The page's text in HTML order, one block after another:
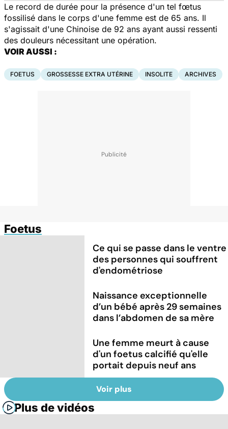
Le record de durée pour la présence d'un tel fœtus
fossilisé dans le corps d'une femme est de 65 ans. Il
s'agissait d'une Chinoise de 92 ans ayant aussi ressenti
des douleurs nécessitant une opération.
VOIR AUSSI :
FOETUS GROSSESSE EXTRA UTÉRINE INSOLITE ARCHIVES
Foetus
Ce qui se passe dans le ventre
des personnes qui souffrent
d'endométriose
Naissance exceptionnelle
d’un bébé après 29 semaines
dans l’abdomen de sa mère
Une femme meurt à cause
d'un foetus calcifié qu'elle
portait depuis neuf ans
Voir plus
Plus de vidéos